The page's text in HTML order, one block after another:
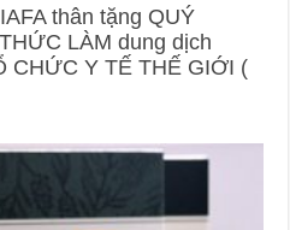
thân tặng QUÝ
LÀM dung dịch
CHỨC Y TẾ THẾ GIỚI (